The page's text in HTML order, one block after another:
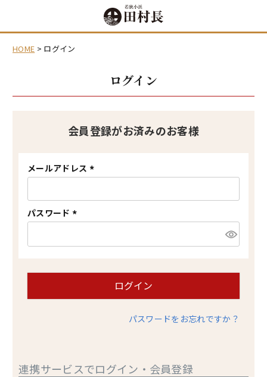
HOME ログイン
ログイン
会員登録がお済みのお客様
メールアドレス
(
須
パスワード
(
須
ログイン
パスワードをお忘れですか？
連携サービスでログイン・会員登録